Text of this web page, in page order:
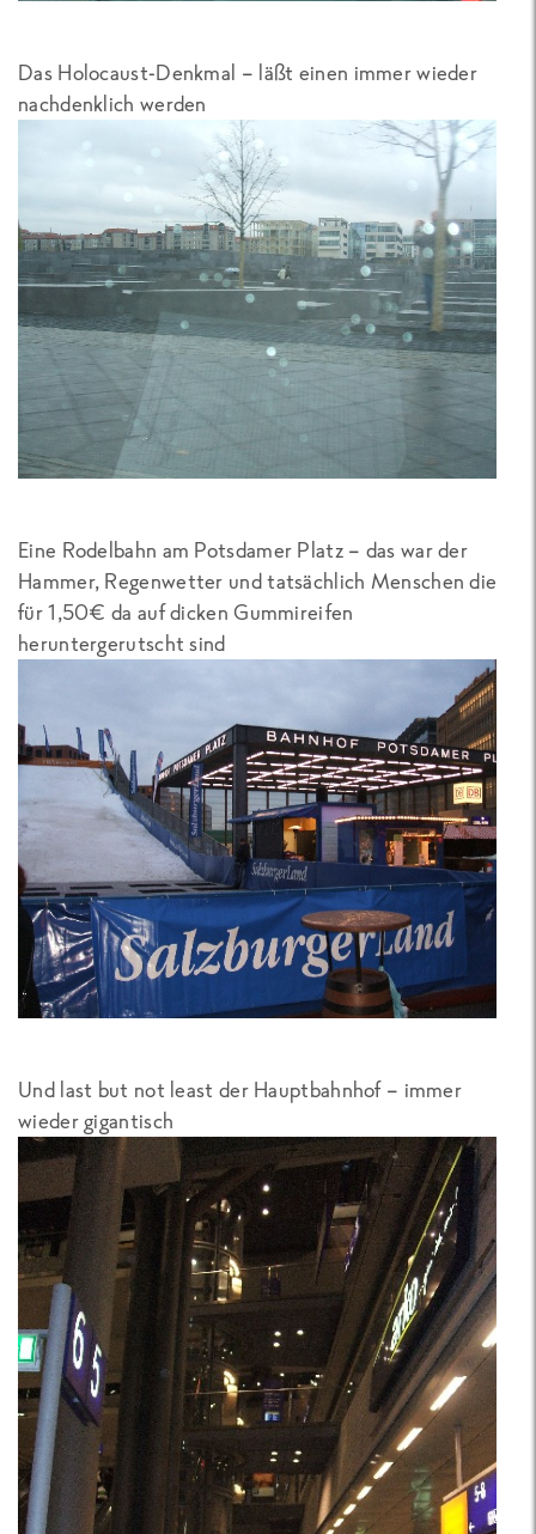
Das Holocaust-Denkmal – läßt einen immer wieder
nachdenklich werden
Eine Rodelbahn am Potsdamer Platz – das war der
Hammer, Regenwetter und tatsächlich Menschen die
für 1,50€ da auf dicken Gummireifen
heruntergerutscht sind
Und last but not least der Hauptbahnhof – immer
wieder gigantisch